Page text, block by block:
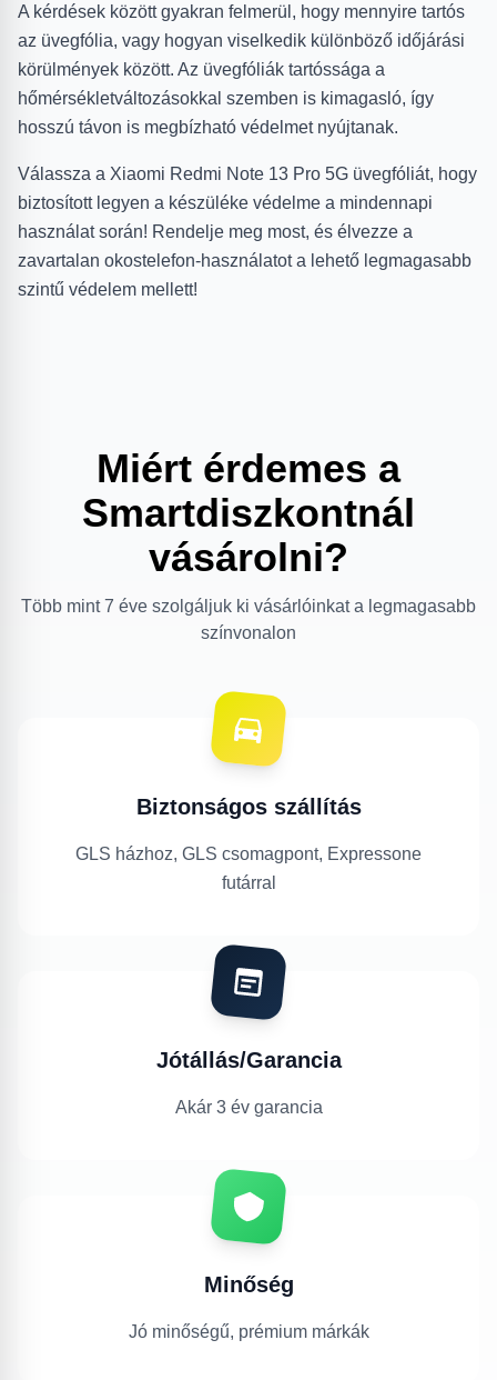
A kérdések között gyakran felmerül, hogy mennyire tartós
az üvegfólia, vagy hogyan viselkedik különböző időjárási
körülmények között. Az üvegfóliák tartóssága a
hőmérsékletváltozásokkal szemben is kimagasló, így
hosszú távon is megbízható védelmet nyújtanak.
Válassza a Xiaomi Redmi Note 13 Pro 5G üvegfóliát, hogy
biztosított legyen a készüléke védelme a mindennapi
használat során! Rendelje meg most, és élvezze a
zavartalan okostelefon-használatot a lehető legmagasabb
szintű védelem mellett!
Miért érdemes a
Smartdiszkontnál
vásárolni?
Több mint 7 éve szolgáljuk ki vásárlóinkat a legmagasabb
színvonalon
Biztonságos szállítás
GLS házhoz, GLS csomagpont, Expressone
futárral
Jótállás/Garancia
Akár 3 év garancia
Minőség
Jó minőségű, prémium márkák